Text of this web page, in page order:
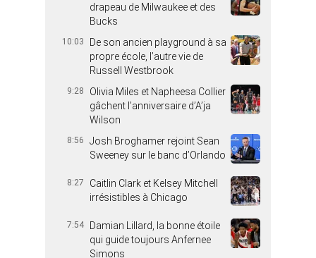
drapeau de Milwaukee et des
Bucks
10:03
De son ancien playground à sa
propre école, l’autre vie de
Russell Westbrook
9:28
Olivia Miles et Napheesa Collier
gâchent l’anniversaire d’A’ja
Wilson
8:56
Josh Broghamer rejoint Sean
Sweeney sur le banc d’Orlando
8:27
Caitlin Clark et Kelsey Mitchell
irrésistibles à Chicago
7:54
Damian Lillard, la bonne étoile
qui guide toujours Anfernee
Simons